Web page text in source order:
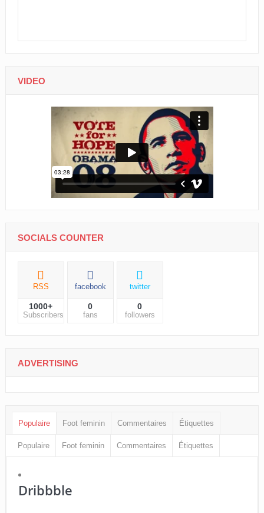
VIDEO
SOCIALS COUNTER
RSS
1000+
Subscribers
facebook
0
fans
twitter
0
followers
ADVERTISING
Populaire Foot feminin Commentaires Étiquettes
Populaire Foot feminin Commentaires Étiquettes
Dribbble